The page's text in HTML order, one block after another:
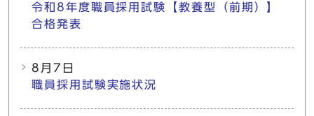
令和8年度職員採用試験【教養型（前期）】
合格発表
8月7日
職員採用試験実施状況